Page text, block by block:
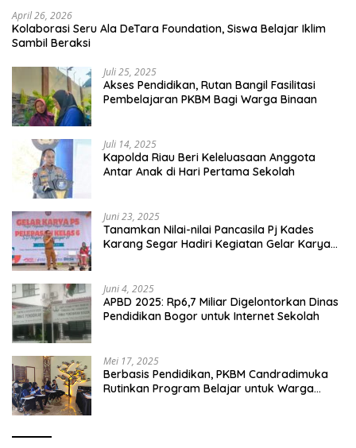
April 26, 2026
Kolaborasi Seru Ala DeTara Foundation, Siswa Belajar Iklim
Sambil Beraksi
Juli 25, 2025
Akses Pendidikan, Rutan Bangil Fasilitasi
Pembelajaran PKBM Bagi Warga Binaan
Juli 14, 2025
Kapolda Riau Beri Keleluasaan Anggota
Antar Anak di Hari Pertama Sekolah
Juni 23, 2025
Tanamkan Nilai-nilai Pancasila Pj Kades
Karang Segar Hadiri Kegiatan Gelar Karya
Juni 4, 2025
APBD 2025: Rp6,7 Miliar Digelontorkan Dinas
Pendidikan Bogor untuk Internet Sekolah
Mei 17, 2025
Berbasis Pendidikan, PKBM Candradimuka
Rutinkan Program Belajar untuk Warga